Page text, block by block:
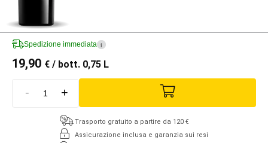
Spedizione immediata i
19,90 € / bott. 0,75 L
- +
Trasporto gratuito a partire da 120 €
Assicurazione inclusa e garanzia sui resi